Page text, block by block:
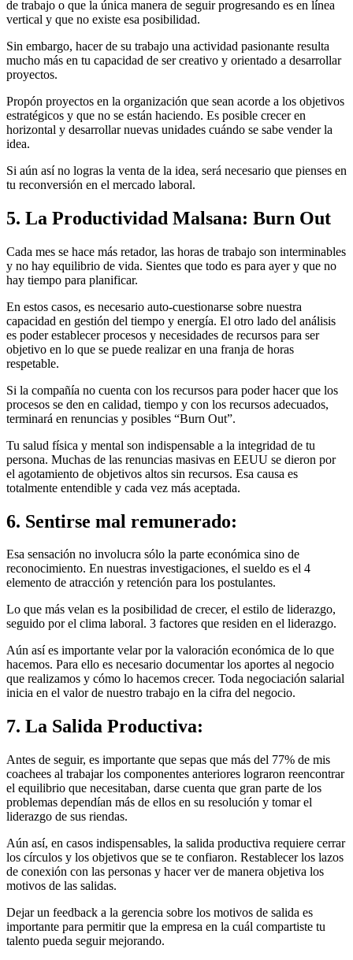
de trabajo o que la única manera de seguir progresando es en línea
vertical y que no existe esa posibilidad.
Sin embargo, hacer de su trabajo una actividad pasionante resulta
mucho más en tu capacidad de ser creativo y orientado a desarrollar
proyectos.
Propón proyectos en la organización que sean acorde a los objetivos
estratégicos y que no se están haciendo. Es posible crecer en
horizontal y desarrollar nuevas unidades cuándo se sabe vender la
idea.
Si aún así no logras la venta de la idea, será necesario que pienses en
tu reconversión en el mercado laboral.
5. La Productividad Malsana: Burn Out
Cada mes se hace más retador, las horas de trabajo son interminables
y no hay equilibrio de vida. Sientes que todo es para ayer y que no
hay tiempo para planificar.
En estos casos, es necesario auto-cuestionarse sobre nuestra
capacidad en gestión del tiempo y energía. El otro lado del análisis
es poder establecer procesos y necesidades de recursos para ser
objetivo en lo que se puede realizar en una franja de horas
respetable.
Si la compañía no cuenta con los recursos para poder hacer que los
procesos se den en calidad, tiempo y con los recursos adecuados,
terminará en renuncias y posibles “Burn Out”.
Tu salud física y mental son indispensable a la integridad de tu
persona. Muchas de las renuncias masivas en EEUU se dieron por
el agotamiento de objetivos altos sin recursos. Esa causa es
totalmente entendible y cada vez más aceptada.
6. Sentirse mal remunerado:
Esa sensación no involucra sólo la parte económica sino de
reconocimiento. En nuestras investigaciones, el sueldo es el 4
elemento de atracción y retención para los postulantes.
Lo que más velan es la posibilidad de crecer, el estilo de liderazgo,
seguido por el clima laboral. 3 factores que residen en el liderazgo.
Aún así es importante velar por la valoración económica de lo que
hacemos. Para ello es necesario documentar los aportes al negocio
que realizamos y cómo lo hacemos crecer. Toda negociación salarial
inicia en el valor de nuestro trabajo en la cifra del negocio.
7. La Salida Productiva:
Antes de seguir, es importante que sepas que más del 77% de mis
coachees al trabajar los componentes anteriores lograron reencontrar
el equilibrio que necesitaban, darse cuenta que gran parte de los
problemas dependían más de ellos en su resolución y tomar el
liderazgo de sus riendas.
Aún así, en casos indispensables, la salida productiva requiere cerrar
los círculos y los objetivos que se te confiaron. Restablecer los lazos
de conexión con las personas y hacer ver de manera objetiva los
motivos de las salidas.
Dejar un feedback a la gerencia sobre los motivos de salida es
importante para permitir que la empresa en la cuál compartiste tu
talento pueda seguir mejorando.